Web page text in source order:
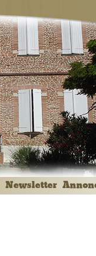
Newsletter